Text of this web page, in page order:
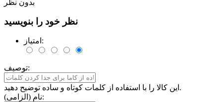
بدون نظر
نظر خود را بنویسید
امتیاز:
توصیف:
این کالا را با استفاده از کلمات کوتاه و ساده توضیح دهید.
نام (الزامی):